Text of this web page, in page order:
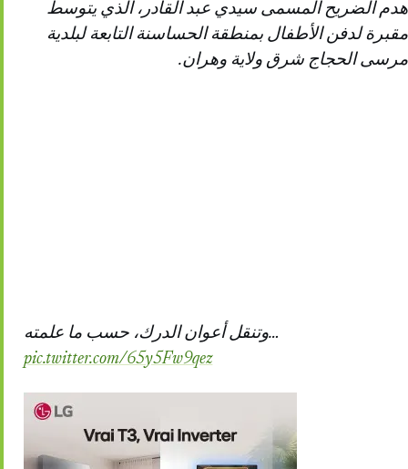
هدم الضريح المسمى سيدي عبد القادر، الذي يتوسط
مقبرة لدفن الأطفال بمنطقة الحساسنة التابعة لبلدية
مرسى الحجاج شرق ولاية وهران.
وتنقل أعوان الدرك، حسب ما علمته…
pic.twitter.com/65y5Fw9qez